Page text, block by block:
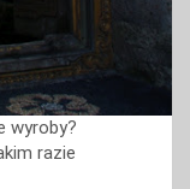
wyroby?
razie